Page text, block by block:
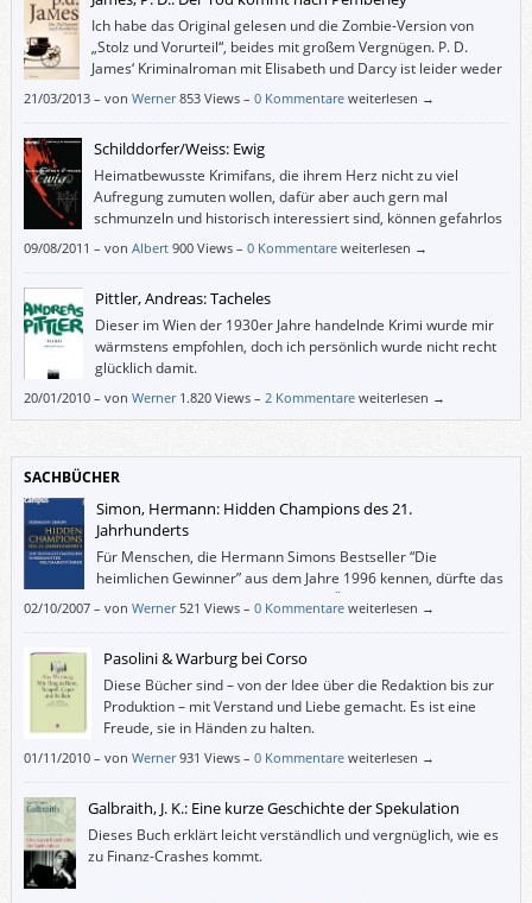
Ich habe das Original gelesen und die Zombie-Version von
„Stolz und Vorurteil“, beides mit großem Vergnügen. P. D.
James‘ Kriminalroman mit Elisabeth und Darcy ist leider weder
Austen noch ein guter Krimi.
21/03/2013– von Werner 853 Views – 0 Kommentare weiterlesen →
Schilddorfer/Weiss: Ewig
Heimatbewusste Krimifans, die ihrem Herz nicht zu viel
Aufregung zumuten wollen, dafür aber auch gern mal
schmunzeln und historisch interessiert sind, können gefahrlos
zugreifen.
09/08/2011 – von Albert 900 Views – 0 Kommentare weiterlesen →
Pittler, Andreas: Tacheles
Dieser im Wien der 1930er Jahre handelnde Krimi wurde mir
wärmstens empfohlen, doch ich persönlich wurde nicht recht
glücklich damit.
20/01/2010– von Werner 1.820 Views – 2 Kommentare weiterlesen →
SACHBÜCHER
Simon, Hermann: Hidden Champions des 21.
Jahrhunderts
Für Menschen, die Hermann Simons Bestseller “Die
heimlichen Gewinner” aus dem Jahre 1996 kennen, dürfte das
aktuelle Buch keine grundlegenden Überraschungen bergen,
02/10/2007– von Werner 521 Views – 0 Kommentare weiterlesen →
Pasolini & Warburg bei Corso
Diese Bücher sind – von der Idee über die Redaktion bis zur
Produktion – mit Verstand und Liebe gemacht. Es ist eine
Freude, sie in Händen zu halten.
01/11/2010– von Werner 931 Views – 0 Kommentare weiterlesen →
Galbraith, J. K.: Eine kurze Geschichte der Spekulation
Dieses Buch erklärt leicht verständlich und vergnüglich, wie es
zu Finanz-Crashes kommt.